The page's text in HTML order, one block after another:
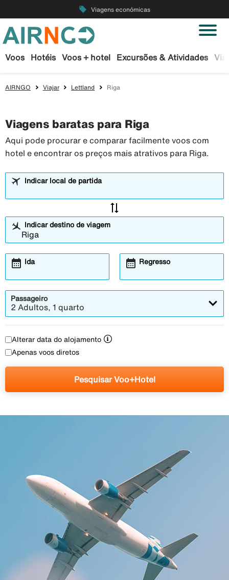
local_offer Viagens económicas
Voos Hotéis Voos + hotel Excursões & Atividades
AIRNGO Viajar Lettland Riga
Viagens baratas para Riga
Aqui pode procurar e comparar facilmente voos com
hotel e encontrar os preços mais atrativos para Riga.
Indicar local de partida
sync_alt
Indicar destino de viagem
Ida
calendar_month Regresso
calendar_month
Passageiro
2 Adultos, 1 quarto
Alterar data do alojamento
Apenas voos diretos
Pesquisar Voo+Hotel